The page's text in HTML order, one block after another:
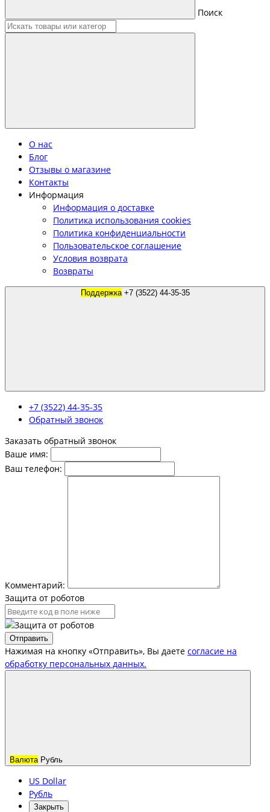
Поиск
О нас
Блог
Отзывы о магазине
Контакты
Информация
Информация о доставке
Политика использования cookies
Политика конфиденциальности
Пользовательское соглашение
Условия возврата
Возвраты
Поддержка +7 (3522) 44-35-35
+7 (3522) 44-35-35
Обратный звонок
Заказать обратный звонок
Ваше имя:
Ваш телефон:
Комментарий:
Защита от роботов
Отправить
Нажимая на кнопку «Отправить», Вы даете согласие на
обработку персональных данных.
Валюта Рубль
US Dollar
Рубль
Закрыть